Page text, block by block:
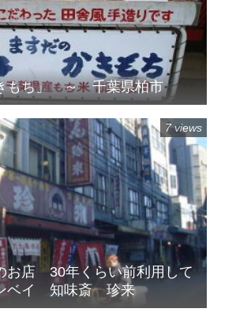
きもち」 ～ 千葉県柏市
お店 30年くらい前利用して
ベイ 知味斎 珍来
7 views